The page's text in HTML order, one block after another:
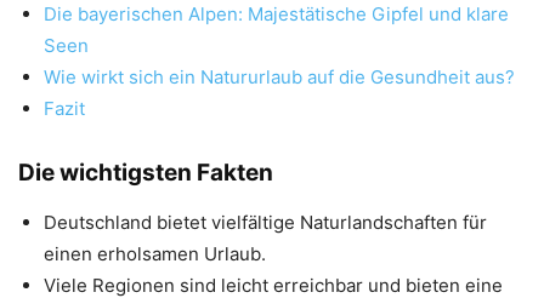
Die bayerischen Alpen: Majestätische Gipfel und klare
Seen
Wie wirkt sich ein Natururlaub auf die Gesundheit aus?
Fazit
Die wichtigsten Fakten
Deutschland bietet vielfältige Naturlandschaften für
einen erholsamen Urlaub.
Viele Regionen sind leicht erreichbar und bieten eine